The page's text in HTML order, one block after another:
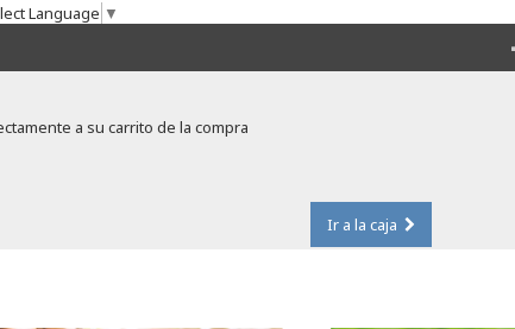
Language ▼
a su carrito de la compra
Ir a la caja